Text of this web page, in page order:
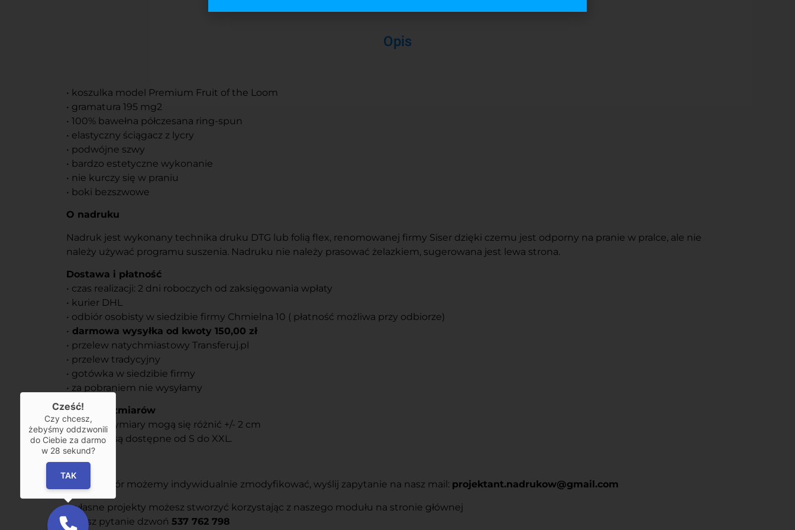
Opis
• koszulka model Premium Fruit of the Loom
• gramatura 195 mg2
• 100% bawełna półczesana ring-spun
• elastyczny ściągacz z lycry
• podwójne szwy
• bardzo estetyczne wykonanie
• nie kurczy się w praniu
• boki bezszwowe
O nadruku
Nadruk jest wykonany technika druku DTG lub folią flex, renomowanej firmy Siser dzięki czemu jest odporny na pranie w pralce, ale nie
należy używać programu suszenia. Nadruku nie należy prasować żelazkiem, sugerowana jest lewa strona.
Dostawa i płatność
• czas realizacji: 2 dni roboczych od zaksięgowania wpłaty
• kurier DHL
• odbiór osobisty w siedzibie firmy Chmielna 10 ( płatność możliwa przy odbiorze)
• darmowa wysyłka od kwoty 150,00 zł
• przelew natychmiastowy Transferuj.pl
• przelew tradycyjny
• gotówka w siedzibie firmy
• za pobraniem nie wysyłamy
Tabela rozmiarów
Podane wymiary mogą się różnić +/- 2 cm
Rozmiary są dostępne od S do XXL.
Usługi
• każdy wzór możemy indywidualnie zmodyfikować, wyślij zapytanie na nasz mail: projektant.nadrukow@gmail.com
• własne projekty możesz stworzyć korzystając z naszego modułu na stronie głównej
• masz pytanie dzwoń 537 762 798
Cześć!
Czy chcesz,
żebyśmy oddzwonili
do Ciebie za darmo
w 28 sekund?
TAK